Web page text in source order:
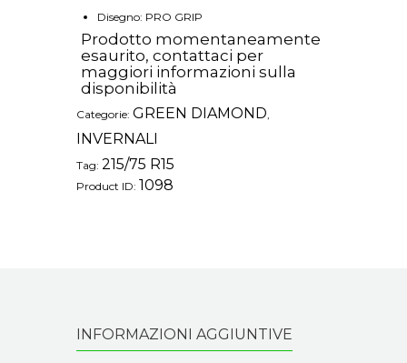
Disegno: PRO GRIP
Prodotto momentaneamente
esaurito, contattaci per
maggiori informazioni sulla
disponibilità
Categorie: GREEN DIAMOND
INVERNALI
Tag: 215/75 R15
Product ID: 1098
INFORMAZIONI AGGIUNTIVE